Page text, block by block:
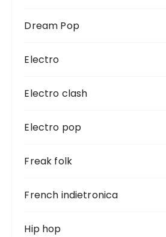
Dream Pop
Electro
Electro clash
Electro pop
Freak folk
French indietronica
Hip hop